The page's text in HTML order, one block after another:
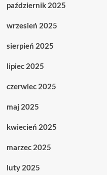
październik 2025
wrzesień 2025
sierpień 2025
lipiec 2025
czerwiec 2025
maj 2025
kwiecień 2025
marzec 2025
luty 2025